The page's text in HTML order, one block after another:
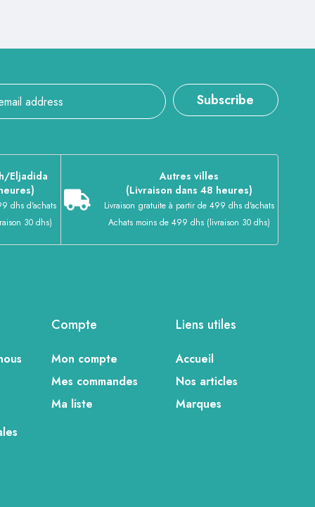
Subscribe
Eljadida
dhs d'achats
30 dhs)
Autres villes
(Livraison dans 48 heures)
Livraison gratuite à partir de 499 dhs d'achats
Achats moins de 499 dhs (livraison 30 dhs)
Compte
Mon compte
Mes commandes
Ma liste
Liens utiles
Accueil
Nos articles
Marques